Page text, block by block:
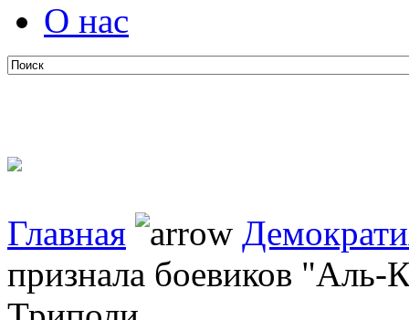
О нас
Главная
признала боевиков "Аль-